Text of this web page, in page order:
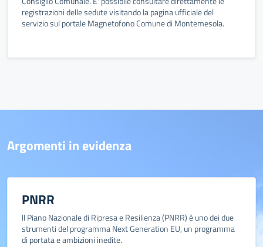
registrazioni delle sedute visitando la pagina ufficiale del
servizio sul portale Magnetofono Comune di Montemesola.
Argomenti in evidenza
PNRR
ll Piano Nazionale di Ripresa e Resilienza (PNRR) è uno dei due
strumenti del programma Next Generation EU, un programma
di portata e ambizioni inedite.